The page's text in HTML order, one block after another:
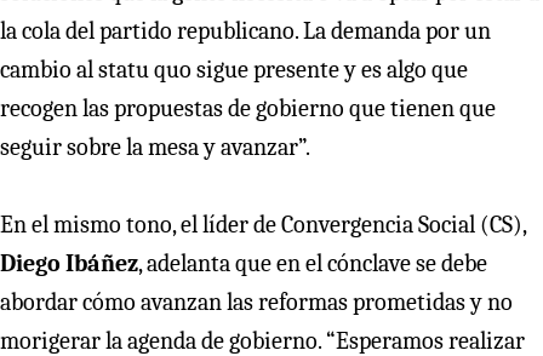
la cola del partido republicano. La demanda por un
cambio al statu quo sigue presente y es algo que
recogen las propuestas de gobierno que tienen que
seguir sobre la mesa y avanzar”.
En el mismo tono, el líder de Convergencia Social (CS),
Diego Ibáñez, adelanta que en el cónclave se debe
abordar cómo avanzan las reformas prometidas y no
morigerar la agenda de gobierno. “Esperamos realizar